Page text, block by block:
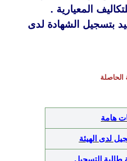
المعيارية .
بتسجيل الشهادة لدى
الحاصلة
هامة
لدى الهيئة
طالبة التسجيل